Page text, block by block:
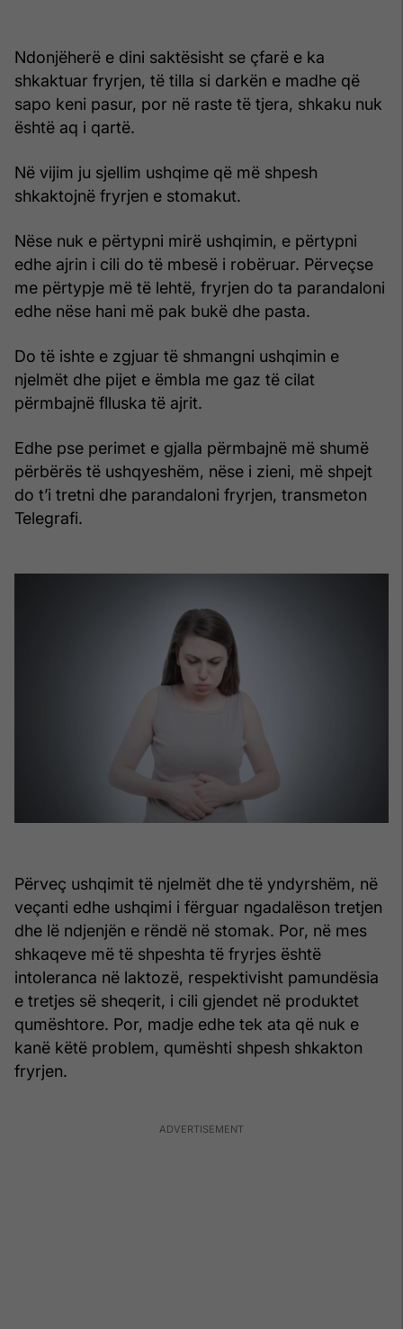
Ndonjëherë e dini saktësisht se çfarë e ka
shkaktuar fryrjen, të tilla si darkën e madhe që
sapo keni pasur, por në raste të tjera, shkaku nuk
është aq i qartë.
Në vijim ju sjellim ushqime që më shpesh
shkaktojnë fryrjen e stomakut.
Nëse nuk e përtypni mirë ushqimin, e përtypni
edhe ajrin i cili do të mbesë i robëruar. Përveçse
me përtypje më të lehtë, fryrjen do ta parandaloni
edhe nëse hani më pak bukë dhe pasta.
Do të ishte e zgjuar të shmangni ushqimin e
njelmët dhe pijet e ëmbla me gaz të cilat
përmbajnë flluska të ajrit.
Edhe pse perimet e gjalla përmbajnë më shumë
përbërës të ushqyeshëm, nëse i zieni, më shpejt
do t’i tretni dhe parandaloni fryrjen, transmeton
Telegrafi.
Përveç ushqimit të njelmët dhe të yndyrshëm, në
veçanti edhe ushqimi i fërguar ngadalëson tretjen
dhe lë ndjenjën e rëndë në stomak. Por, në mes
shkaqeve më të shpeshta të fryrjes është
intoleranca në laktozë, respektivisht pamundësia
e tretjes së sheqerit, i cili gjendet në produktet
qumështore. Por, madje edhe tek ata që nuk e
kanë këtë problem, qumështi shpesh shkakton
fryrjen.